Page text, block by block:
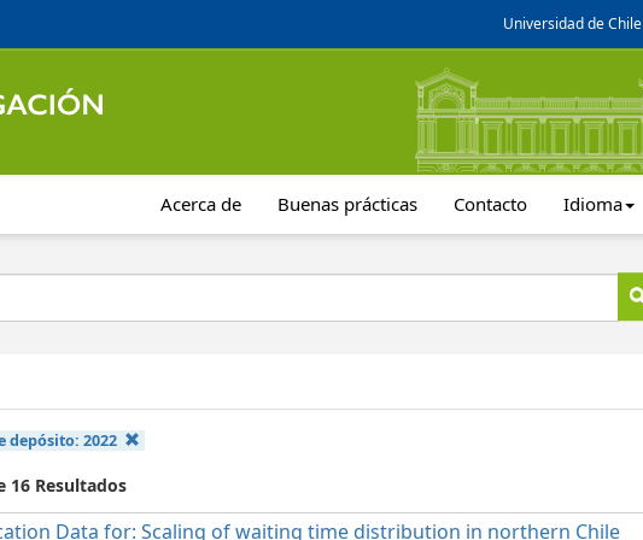
Universidad de Chile
Acerca de Buenas prácticas Contacto Idioma
depósito: 2022
16 Resultados
Data for: Scaling of waiting time distribution in northern Chile